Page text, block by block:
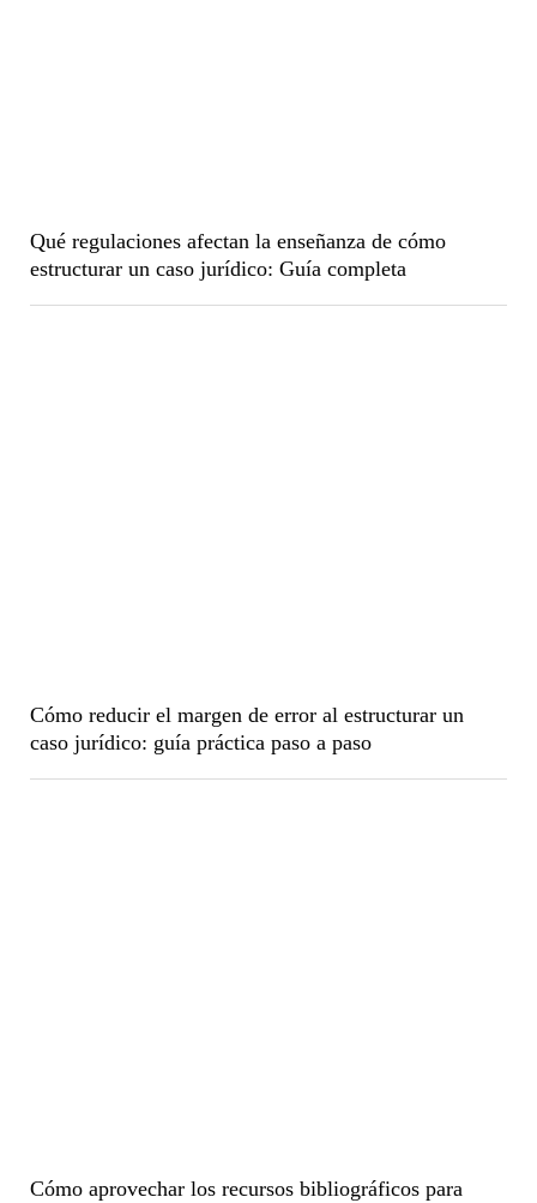
Qué regulaciones afectan la enseñanza de cómo
estructurar un caso jurídico: Guía completa
Cómo reducir el margen de error al estructurar un
caso jurídico: guía práctica paso a paso
Cómo aprovechar los recursos bibliográficos para